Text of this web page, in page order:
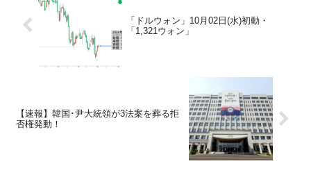
「ドルウォン」10月02日(水)初動・
「1,321ウォン」
【速報】韓国･尹大統領が3法案を葬る拒
否権発動！